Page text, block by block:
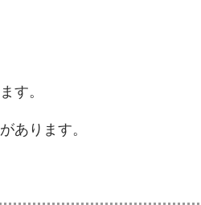
す。
あります。